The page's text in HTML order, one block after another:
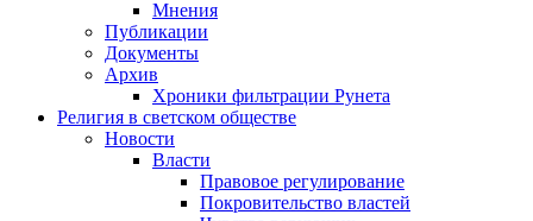
Мнения
Публикации
Документы
Архив
Хроники фильтрации Рунета
Религия в светском обществе
Новости
Власти
Правовое регулирование
Покровительство властей